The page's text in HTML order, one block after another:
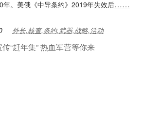
年。美俄《中导条约》2019年失效后……
外长,核查,条约,武器,战略,活动